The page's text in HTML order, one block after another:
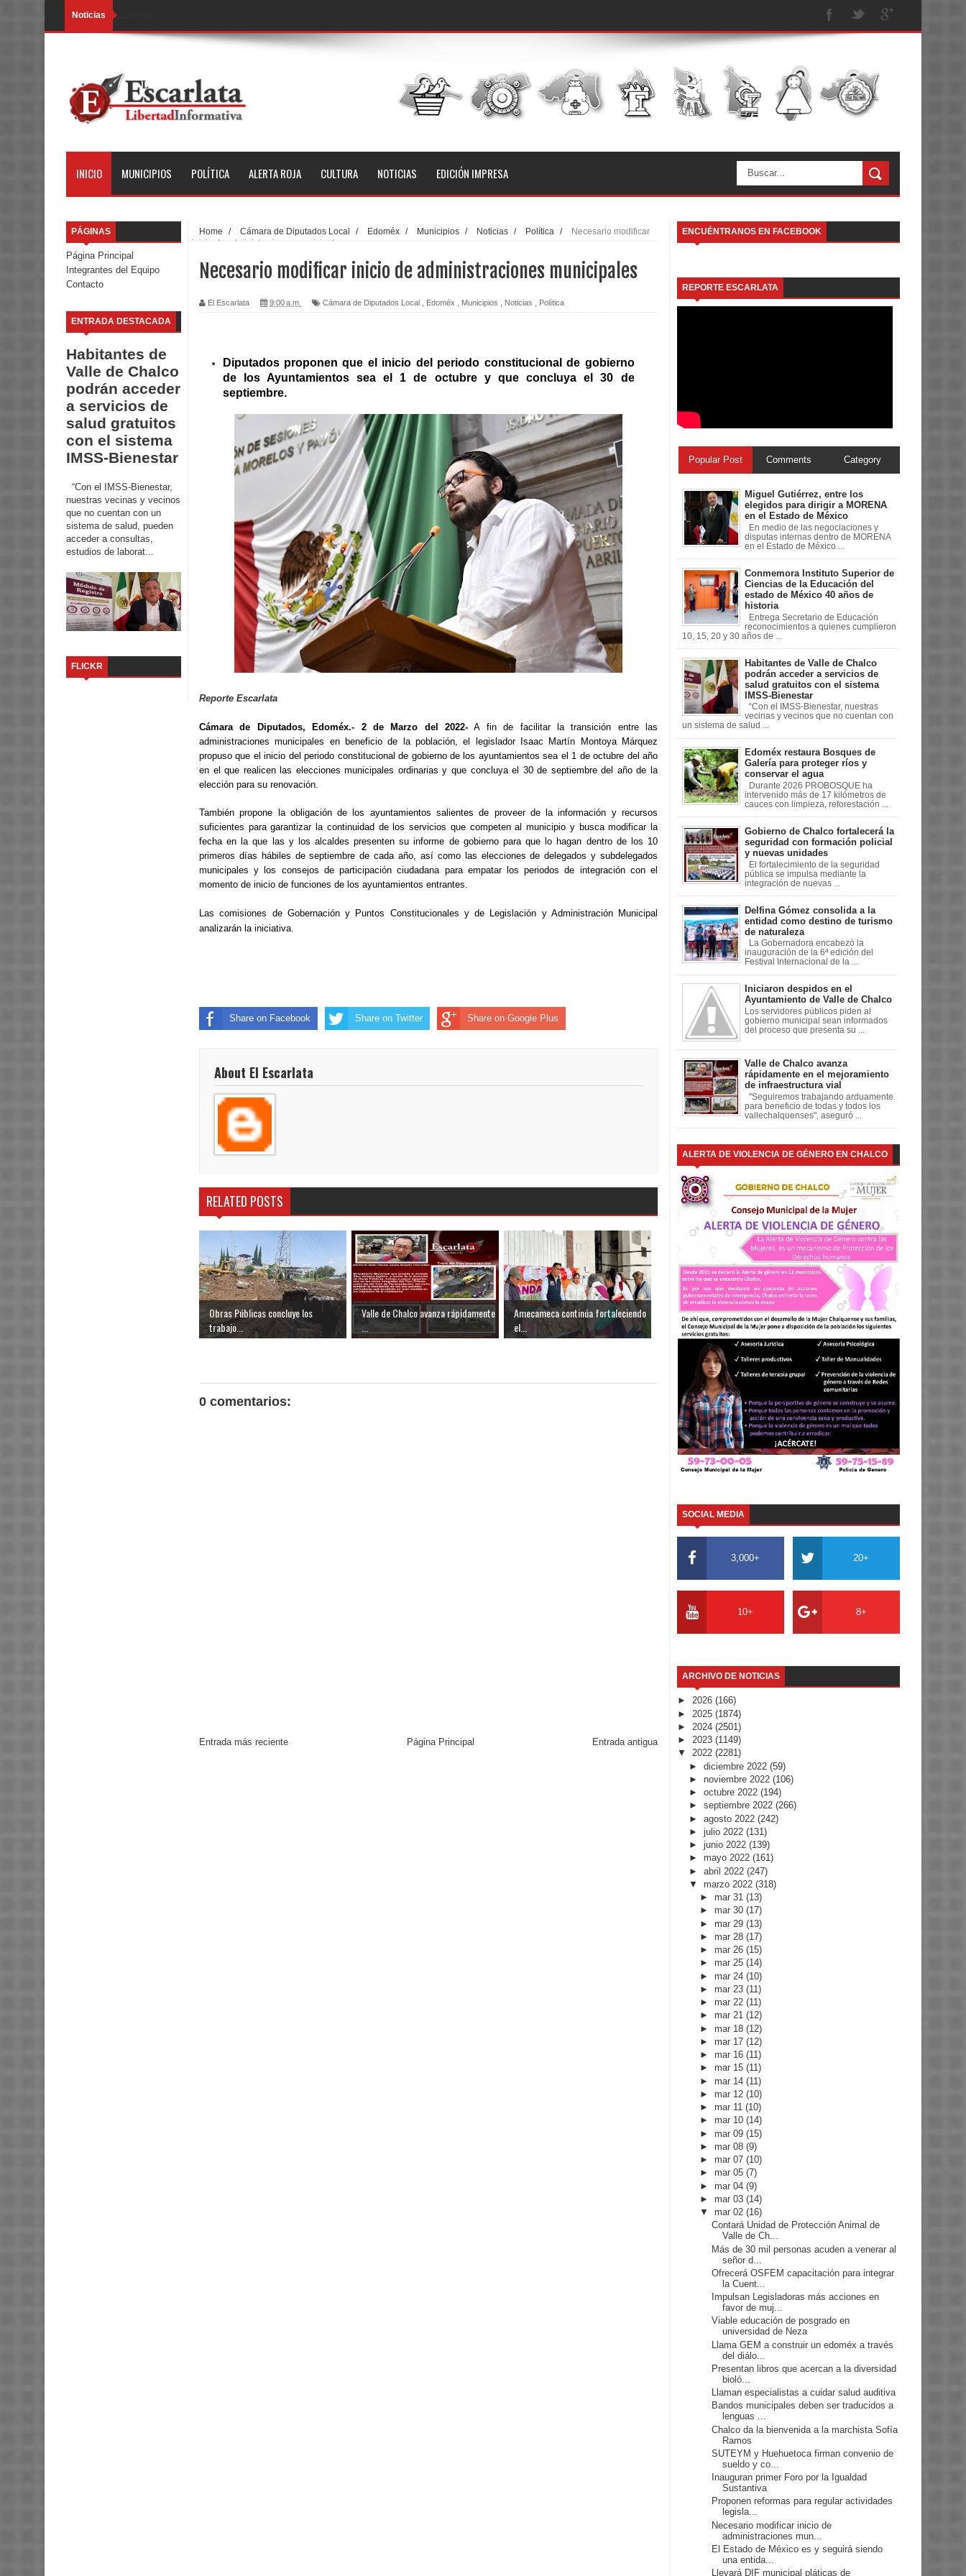
Noticias
INICIO MUNICIPIOS POLÍTICA ALERTA ROJA CULTURA NOTICIAS EDICIÓN IMPRESA
PÁGINAS
Página Principal
Integrantes del Equipo
Contacto
ENTRADA DESTACADA
Habitantes de
Valle de Chalco
podrán acceder
a servicios de
salud gratuitos
con el sistema
IMSS-Bienestar
“Con el IMSS-Bienestar,
nuestras vecinas y vecinos
que no cuentan con un
sistema de salud, pueden
acceder a consultas,
estudios de laborat...
FLICKR
Home / Cámara de Diputados Local / Edoméx / Municipios / Noticias / Política /
Necesario modificar
inicio de administraciones municipales
Necesario modificar inicio de administraciones municipales
El Escarlata 9:00 a.m. Cámara de Diputados Local Edoméx Municipios Noticias Política
Diputados proponen que el inicio del periodo constitucional de gobierno
de los Ayuntamientos sea el 1 de octubre y que concluya el 30 de
septiembre.
Reporte Escarlata
Cámara de Diputados, Edoméx.- 2 de Marzo del 2022- A fin de facilitar la transición entre las
administraciones municipales en beneficio de la población, el legislador Isaac Martín Montoya Márquez
propuso que el inicio del periodo constitucional de gobierno de los ayuntamientos sea el 1 de octubre del año
en el que realicen las elecciones municipales ordinarias y que concluya el 30 de septiembre del año de la
elección para su renovación.
También propone la obligación de los ayuntamientos salientes de proveer de la información y recursos
suficientes para garantizar la continuidad de los servicios que competen al municipio y busca modificar la
fecha en la que las y los alcaldes presenten su informe de gobierno para que lo hagan dentro de los 10
primeros días hábiles de septiembre de cada año, así como las elecciones de delegados y subdelegados
municipales y los consejos de participación ciudadana para empatar los periodos de integración con el
momento de inicio de funciones de los ayuntamientos entrantes.
Las comisiones de Gobernación y Puntos Constitucionales y de Legislación y Administración Municipal
analizarán la iniciativa.
Share on Facebook Share on Twitter Share on Google Plus
About El Escarlata
RELATED POSTS
Obras Públicas concluye los
trabajo...
Valle de Chalco avanza rápidamente
...
Amecameca continúa fortaleciendo
el...
0 comentarios:
Entrada más reciente Entrada antigua
Página Principal
ENCUÉNTRANOS EN FACEBOOK
REPORTE ESCARLATA
Popular Post Comments Category
Miguel Gutiérrez, entre los
elegidos para dirigir a MORENA
en el Estado de México
En medio de las negociaciones y
disputas internas dentro de MORENA
en el Estado de México ...
Conmemora Instituto Superior de
Ciencias de la Educación del
estado de México 40 años de
historia
Entrega Secretario de Educación
reconocimientos a quienes cumplieron
10, 15, 20 y 30 años de ...
Habitantes de Valle de Chalco
podrán acceder a servicios de
salud gratuitos con el sistema
IMSS-Bienestar
“Con el IMSS-Bienestar, nuestras
vecinas y vecinos que no cuentan con
un sistema de salud ...
Edoméx restaura Bosques de
Galería para proteger ríos y
conservar el agua
Durante 2026 PROBOSQUE ha
intervenido más de 17 kilómetros de
cauces con limpieza, reforestación ...
Gobierno de Chalco fortalecerá la
seguridad con formación policial
y nuevas unidades
El fortalecimiento de la seguridad
pública se impulsa mediante la
integración de nuevas ...
Delfina Gómez consolida a la
entidad como destino de turismo
de naturaleza
La Gobernadora encabezó la
inauguración de la 6ª edición del
Festival Internacional de la ...
Iniciaron despidos en el
Ayuntamiento de Valle de Chalco
Los servidores públicos piden al
gobierno municipal sean informados
del proceso que presenta su ...
Valle de Chalco avanza
rápidamente en el mejoramiento
de infraestructura vial
"Seguiremos trabajando arduamente
para beneficio de todas y todos los
vallechalquenses", aseguró ...
ALERTA DE VIOLENCIA DE GÉNERO EN CHALCO
SOCIAL MEDIA
3,000+ 20+
10+ 8+
ARCHIVO DE NOTICIAS
► 2026 (166)
► 2025 (1874)
► 2024 (2501)
► 2023 (1149)
▼ 2022 (2281)
► diciembre 2022 (59)
► noviembre 2022 (106)
► octubre 2022 (194)
► septiembre 2022 (266)
► agosto 2022 (242)
► julio 2022 (131)
► junio 2022 (139)
► mayo 2022 (161)
► abril 2022 (247)
▼ marzo 2022 (318)
► mar 31(13)
► mar 30(17)
► mar 29(13)
► mar 28(17)
► mar 26(15)
► mar 25(14)
► mar 24(10)
► mar 23(11)
► mar 22(11)
► mar 21(12)
► mar 18(12)
► mar 17(12)
► mar 16(11)
► mar 15(11)
► mar 14(11)
► mar 12(10)
► mar 11(10)
► mar 10(14)
► mar 09(15)
► mar 08(9)
► mar 07(10)
► mar 05(7)
► mar 04(9)
► mar 03(14)
▼ mar 02(16)
Contará Unidad de Protección Animal de
Valle de Ch...
Más de 30 mil personas acuden a venerar al
señor d...
Ofrecerá OSFEM capacitación para integrar
la Cuent...
Impulsan Legisladoras más acciones en
favor de muj...
Viable educación de posgrado en
universidad de Neza
Llama GEM a construir un edoméx a través
del diálo...
Presentan libros que acercan a la diversidad
bioló...
Llaman especialistas a cuidar salud auditiva
Bandos municipales deben ser traducidos a
lenguas ...
Chalco da la bienvenida a la marchista Sofía
Ramos
SUTEYM y Huehuetoca firman convenio de
sueldo y co...
Inauguran primer Foro por la Igualdad
Sustantiva
Proponen reformas para regular actividades
legisla...
Necesario modificar inicio de
administraciones mun...
El Estado de México es y seguirá siendo
una entida...
Llevará DIF municipal pláticas de